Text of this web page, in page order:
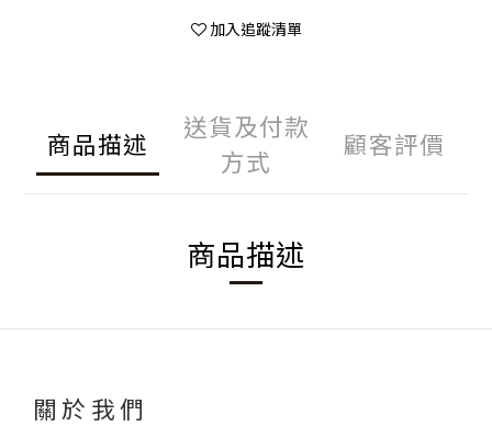
加入追蹤清單
商品描述
送貨及付款
方式
顧客評價
商品描述
關於我們